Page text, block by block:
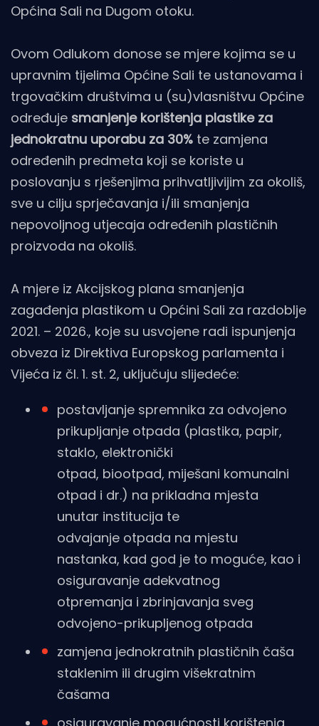
Općina Sali na Dugom otoku.
Ovom Odlukom donose se mjere kojima se u
upravnim tijelima Općine Sali te ustanovama i
trgovačkim društvima u (su)vlasništvu Općine
određuje smanjenje korištenja plastike za
jednokratnu uporabu za 30% te zamjena
određenih predmeta koji se koriste u
poslovanju s rješenjima prihvatljivijim za okoliš,
sve u cilju sprječavanja i/ili smanjenja
nepovoljnog utjecaja određenih plastičnih
proizvoda na okoliš.
A mjere iz Akcijskog plana smanjenja
zagađenja plastikom u Općini Sali za razdoblje
2021. – 2026., koje su usvojene radi ispunjenja
obveza iz Direktiva Europskog parlamenta i
Vijeća iz čl. 1. st. 2, uključuju slijedeće:
postavljanje spremnika za odvojeno
prikupljanje otpada (plastika, papir,
staklo, elektronički
otpad, biootpad, miješani komunalni
otpad i dr.) na prikladna mjesta
unutar institucija te
odvajanje otpada na mjestu
nastanka, kad god je to moguće, kao i
osiguravanje adekvatnog
otpremanja i zbrinjavanja sveg
odvojeno-prikupljenog otpada
zamjena jednokratnih plastičnih čaša
staklenim ili drugim višekratnim
čašama